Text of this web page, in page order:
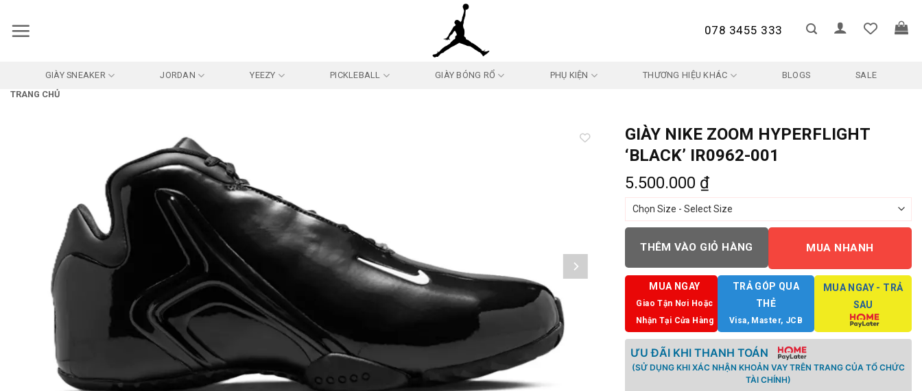
qua
078 3455 333
GIÀY SNEAKER JORDAN YEEZY PICKLEBALL GIÀY BÓNG RỔ PHỤ KIỆN THƯƠNG HIỆU KHÁC BLOGS
SALE
TRANG CHỦ
GIÀY NIKE ZOOM HYPERFLIGHT
‘BLACK’ IR0962-001
5.500.000 ₫
THÊM VÀO GIỎ HÀNG MUA NHANH
MUA NGAY
Giao Tận Nơi Hoặc
Nhận Tại Cửa Hàng
TRẢ GÓP QUA
THẺ
Visa, Master, JCB
MUA NGAY - TRẢ
SAU
ƯU ĐÃI KHI THANH TOÁN
(SỬ DỤNG KHI XÁC NHẬN KHOẢN VAY TRÊN TRANG CỦA TỔ CHỨC
TÀI CHÍNH)